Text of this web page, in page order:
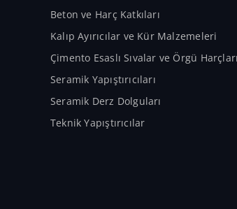
Beton ve Harç Katkıları
Kalıp Ayırıcılar ve Kür Malzemeleri
Çimento Esaslı Sıvalar ve Örgü Harçları
Seramik Yapıştırıcıları
Seramik Derz Dolguları
Teknik Yapıştırıcılar